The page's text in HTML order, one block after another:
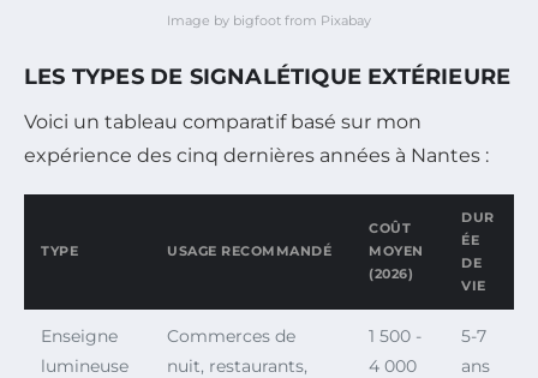
Image by bigfoot from Pixabay
LES TYPES DE SIGNALÉTIQUE EXTÉRIEURE
Voici un tableau comparatif basé sur mon
expérience des cinq dernières années à Nantes :
TYPE USAGE RECOMMANDÉ
COÛT
MOYEN
(2026)
DUR
ÉE
DE
VIE
Enseigne
lumineuse
Commerces de
nuit, restaurants,
1 500 -
4 000
5-7
ans